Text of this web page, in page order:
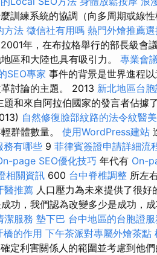
訓練系統的協調（向多周期或線性
方法 徵信社有用嗎 熱門外燴推薦
年，在布拉格舉行的部長級會
區和大陸也具有吸引力。 專業會
SEO專家 事件的背景是世界進程
討論的主題。 2013 新北地區台
和來自阿拉伯國家的發言者佔據
自然修復臉部紋路的法令紋醫美
群體數量。 使用WordPress建站
務有哪些 9 菲律賓簽證申請詳細流
page SEO優化技巧 年代有 On-
相關資訊 600 台中脊椎調整 所左
醫推薦 人口壓力為未來提供了很好
功，我們認為改變多少是成功，
潔服務 墊下巴 台中地區的台胞證服
橋的作用 下午茶派對專屬外燴茶點
定利害關係人的範圍並考慮到他